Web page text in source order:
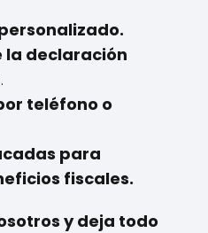
la declaración
teléfono o
para
fiscales.
y deja todo